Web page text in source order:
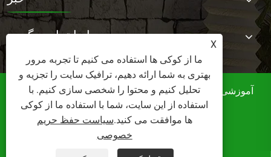
با ما تماس بگیرید
کپی رایت © 2025 شرکت مبلمان Foshan Norler ، آموزشی
ویبولیتین کلیه حقوق محفوظ است.
Sitemap RSS
XML
سیاست حفظ حریم خصوصی
X
ما از کوکی ها استفاده می کنیم تا تجربه مرور
بهتری به شما ارائه دهیم، ترافیک سایت را تجزیه و
تحلیل کنیم و محتوا را شخصی سازی کنیم. با
استفاده از این سایت، شما با استفاده ما از کوکی
ها موافقت می کنید.سیاست حفظ حریم
خصوصی